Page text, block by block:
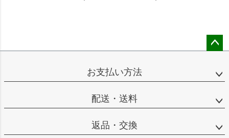
ップ
お支払い方法
配送・送料
返品・交換